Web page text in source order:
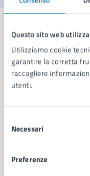
Questo sito web
Utilizziamo cookie
garantire la corretta
raccogliere
utenti.
delNecessari
Preferenze
Comune di
Municipalità
Enti e fondazioni
Politici